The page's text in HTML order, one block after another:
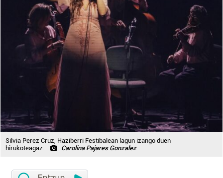
Silvia Perez Cruz, Haziberri Festibalean lagun izango duen
hirukoteagaz.
Carolina Pajares Gonzalez